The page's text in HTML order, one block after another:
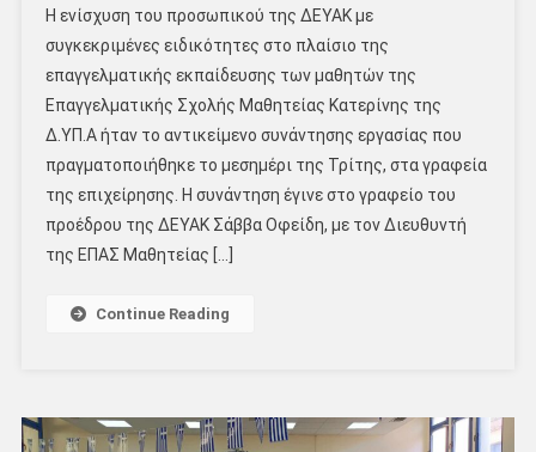
Η ενίσχυση του προσωπικού της ΔΕΥΑΚ με
συγκεκριμένες ειδικότητες στο πλαίσιο της
επαγγελματικής εκπαίδευσης των μαθητών της
Επαγγελματικής Σχολής Μαθητείας Κατερίνης της
Δ.ΥΠ.Α ήταν το αντικείμενο συνάντησης εργασίας που
πραγματοποιήθηκε το μεσημέρι της Τρίτης, στα γραφεία
της επιχείρησης. Η συνάντηση έγινε στο γραφείο του
προέδρου της ΔΕΥΑΚ Σάββα Οφείδη, με τον Διευθυντή
της ΕΠΑΣ Μαθητείας […]
Continue Reading